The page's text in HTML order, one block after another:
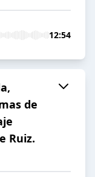
12:54
de
Ruiz.